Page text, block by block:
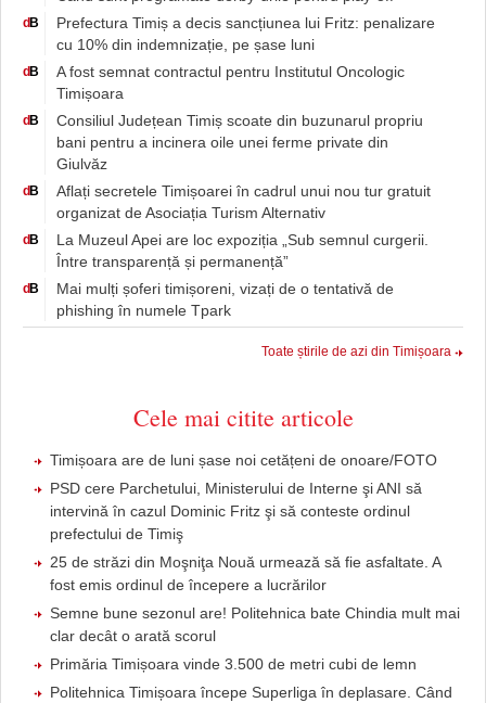
d B
Prefectura Timiș a decis sancțiunea lui Fritz: penalizare
cu 10% din indemnizație, pe șase luni
d B
A fost semnat contractul pentru Institutul Oncologic
Timișoara
d B
Consiliul Județean Timiș scoate din buzunarul propriu
bani pentru a incinera oile unei ferme private din
Giulvăz
d B
Aflați secretele Timișoarei în cadrul unui nou tur gratuit
organizat de Asociația Turism Alternativ
d B
La Muzeul Apei are loc expoziția „Sub semnul curgerii.
Între transparență și permanență”
d B
Mai mulți șoferi timișoreni, vizați de o tentativă de
phishing în numele Tpark
Toate știrile de azi din Timișoara
Cele mai citite articole
Timișoara are de luni șase noi cetățeni de onoare/FOTO
PSD cere Parchetului, Ministerului de Interne şi ANI să
intervină în cazul Dominic Fritz şi să conteste ordinul
prefectului de Timiş
25 de străzi din Moşniţa Nouă urmează să fie asfaltate. A
fost emis ordinul de începere a lucrărilor
Semne bune sezonul are! Politehnica bate Chindia mult mai
clar decât o arată scorul
Primăria Timișoara vinde 3.500 de metri cubi de lemn
Politehnica Timișoara începe Superliga în deplasare. Când